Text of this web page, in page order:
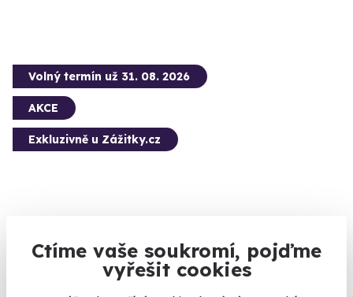
Ctíme vaše soukromí, pojďme
vyřešit cookies
Volný termín už 31. 08. 2026
AKCE
Exkluzivně u Zážitky.cz
500 koní a maximálka 315km/h
Třinec (+ 3 další lokality)